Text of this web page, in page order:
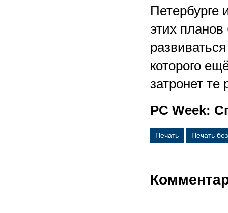
Петербурге
этих планов
которого
затронет
PC Week:
Печать Печать